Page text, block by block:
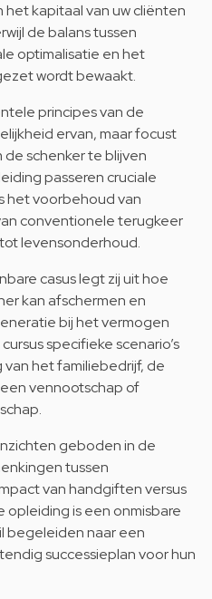
kapitaal van uw cliënten
de balans tussen
optimalisatie en het
wordt bewaakt.
principes van de
ervan, maar focust
schenker te blijven
passeren cruciale
het voorbehoud van
conventionele terugkeer
levensonderhoud.
casus legt zij uit hoe
kan afschermen en
bij het vermogen
specifieke scenario’s
het familiebedrijf, de
vennootschap of
geboden in de
tussen
van handgiften versus
opleiding is een onmisbare
begeleiden naar een
successieplan voor hun